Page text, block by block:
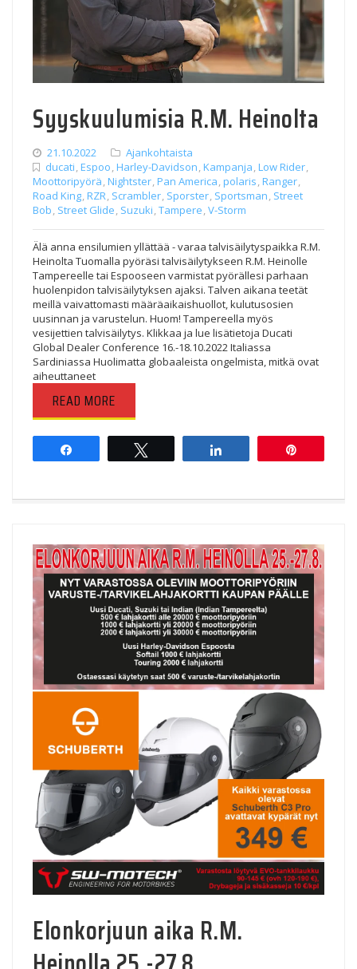
Syyskuulumisia R.M. Heinolta
21.10.2022
Ajankohtaista
ducati,Espoo,Harley-Davidson,Kampanja,Low Rider,
Moottoripyörä,Nightster,Pan America,polaris,Ranger,
Road King,RZR, Scrambler, Sporster, Sportsman, Street
Bob, Street Glide, Suzuki,Tampere,V-Storm
Älä anna ensilumien yllättää - varaa talvisäilytyspaikka R.M.
Heinolta Tuomalla pyöräsi talvisäilytykseen R.M. Heinolle
Tampereelle tai Espooseen varmistat pyörällesi parhaan
huolenpidon talvisäilytyksen ajaksi. Talven aikana teetät
meillä vaivattomasti määräaikaishuollot, kulutusosien
uusinnan ja varustelun. Huom! Tampereella myös
vesijettien talvisäilytys. Klikkaa ja lue lisätietoja Ducati
Global Dealer Conference 16.-18.10.2022 Italiassa
Sardiniassa Huolimatta globaaleista ongelmista, mitkä ovat
aiheuttaneet
READ MORE
Elonkorjuun aika R.M.